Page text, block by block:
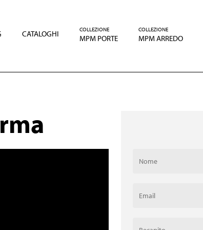
CATALOGHI COLLEZIONE
MPM PORTE
COLLEZIONE
MPM ARREDO